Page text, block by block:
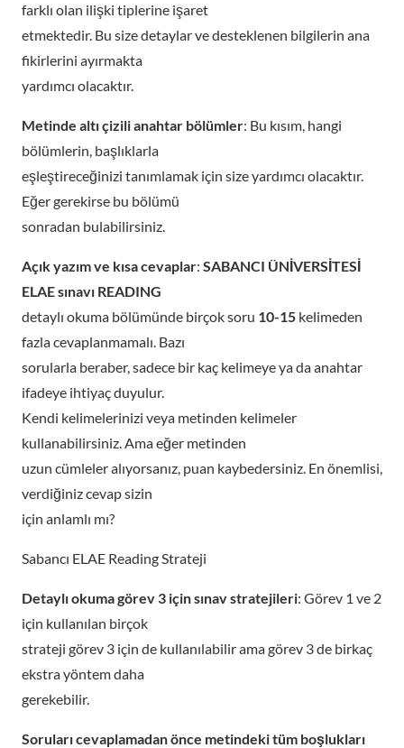
farklı olan ilişki tiplerine işaret
etmektedir. Bu size detaylar ve desteklenen bilgilerin ana
fikirlerini ayırmakta
yardımcı olacaktır.
Metinde altı çizili anahtar bölümler: Bu kısım, hangi
bölümlerin, başlıklarla
eşleştireceğinizi tanımlamak için size yardımcı olacaktır.
Eğer gerekirse bu bölümü
sonradan bulabilirsiniz.
Açık yazım ve kısa cevaplar: SABANCI ÜNİVERSİTESİ
ELAE sınavı READING
detaylı okuma bölümünde birçok soru 10-15 kelimeden
fazla cevaplanmamalı. Bazı
sorularla beraber, sadece bir kaç kelimeye ya da anahtar
ifadeye ihtiyaç duyulur.
Kendi kelimelerinizi veya metinden kelimeler
kullanabilirsiniz. Ama eğer metinden
uzun cümleler alıyorsanız, puan kaybedersiniz. En önemlisi,
verdiğiniz cevap sizin
için anlamlı mı?
Sabancı ELAE Reading Strateji
Detaylı okuma görev 3 için sınav stratejileri: Görev 1 ve 2
için kullanılan birçok
strateji görev 3 için de kullanılabilir ama görev 3 de birkaç
ekstra yöntem daha
gerekebilir.
Soruları cevaplamadan önce metindeki tüm boşlukları